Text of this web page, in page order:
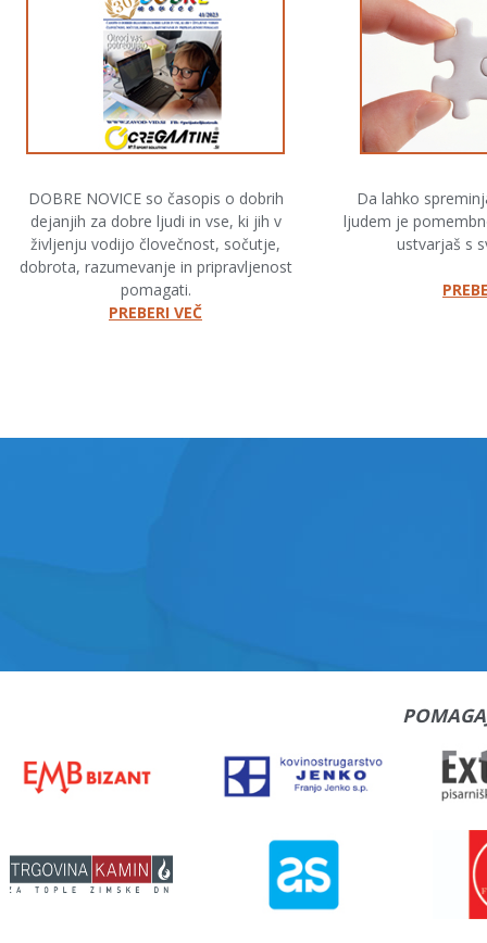
DOBRE NOVICE so časopis o dobrih
dejanjih za dobre ljudi in vse, ki jih v
življenju vodijo človečnost, sočutje,
dobrota, razumevanje in pripravljenost
pomagati.
PREBERI VEČ
Da lahko
ljudem je
ustvarjaš s